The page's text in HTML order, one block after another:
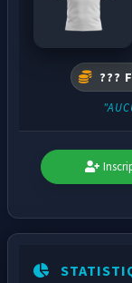
???